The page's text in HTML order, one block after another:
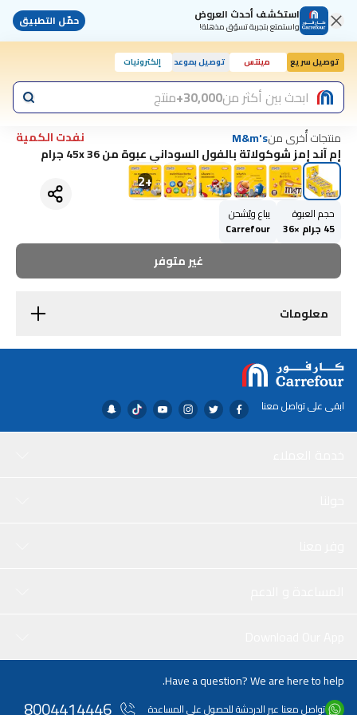
استكشف أحدث العروض
واستمتع بتجربة تسوّق مذهلة! حمّل التطبيق
توصيل سريع مينتس توصيل بموعد إلكترونيات
ابحث بين أكثر من30,000+ منتج
منتجات أُخرى منM&m's
نفدت الكمية
إم آند إمز شوكولاتة بالفول السوداني عبوة من 45x 36 جرام
+
2
حجم العبوة
45 جرام ×36
يباع ويُشحن
Carrefour
غير متوفر
معلومات
ابقى على تواصل معنا
Have a question? We are here to help.
تواصل معنا عبر الدردشة للحصول على المساعدة 8004414446